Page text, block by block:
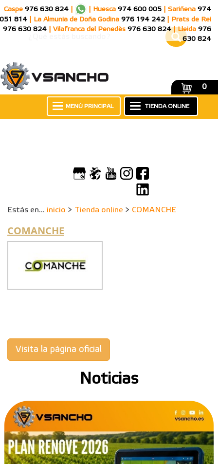
Caspe 976 630 824 Huesca 974 600 005 Sariñena 974
051 814
La Almunia de Doña Godina 976 194 242
Prats de Rei
976 630 824
Vilafranca del Penedès 976 630 824 Lleida 976
630 824
0
TIENDA ONLINE
MENÚ PRINCIPAL
Estás en... inicio > Tienda online > COMANCHE
COMANCHE
Visita la página oficial
Noticias